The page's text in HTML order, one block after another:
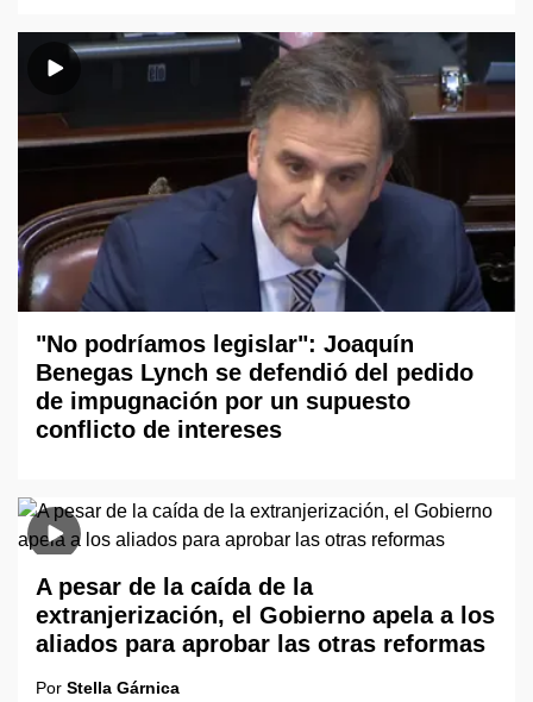
"No podríamos legislar": Joaquín
Benegas Lynch se defendió del pedido
de impugnación por un supuesto
conflicto de intereses
A pesar de la caída de la
extranjerización, el Gobierno apela a los
aliados para aprobar las otras reformas
Por Stella Gárnica